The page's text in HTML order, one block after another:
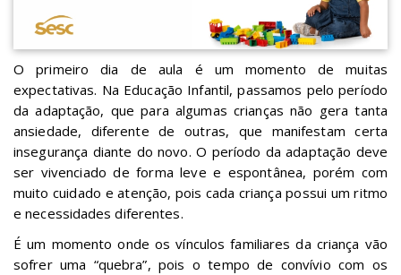
O primeiro dia de aula é um momento de muitas
expectativas. Na Educação Infantil, passamos pelo período
da adaptação, que para algumas crianças não gera tanta
ansiedade, diferente de outras, que manifestam certa
insegurança diante do novo. O período da adaptação deve
ser vivenciado de forma leve e espontânea, porém com
muito cuidado e atenção, pois cada criança possui um ritmo
e necessidades diferentes.
É um momento onde os vínculos familiares da criança vão
sofrer uma “quebra”, pois o tempo de convívio com os